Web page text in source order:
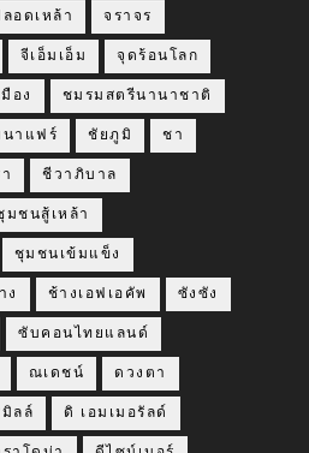
อดเหล้า จราจร
จีเอ็มเอ็ม จุดร้อนโลก
อง ชมรมสตรีนานาชาติ
าแฟร์ ชัยภูมิ ชา
ชีวาภิบาล
มชนสู้เหล้า
ชุมชนเข้มแข็ง
ง ช้างเอฟเอคัพ ซังซัง
ซับคอนไทยแลนด์
ณเดชน์ ดวงตา
ลล์ ดิ เอมเมอรัลด์